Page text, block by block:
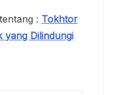
: Tokhtor
yang Dilindungi